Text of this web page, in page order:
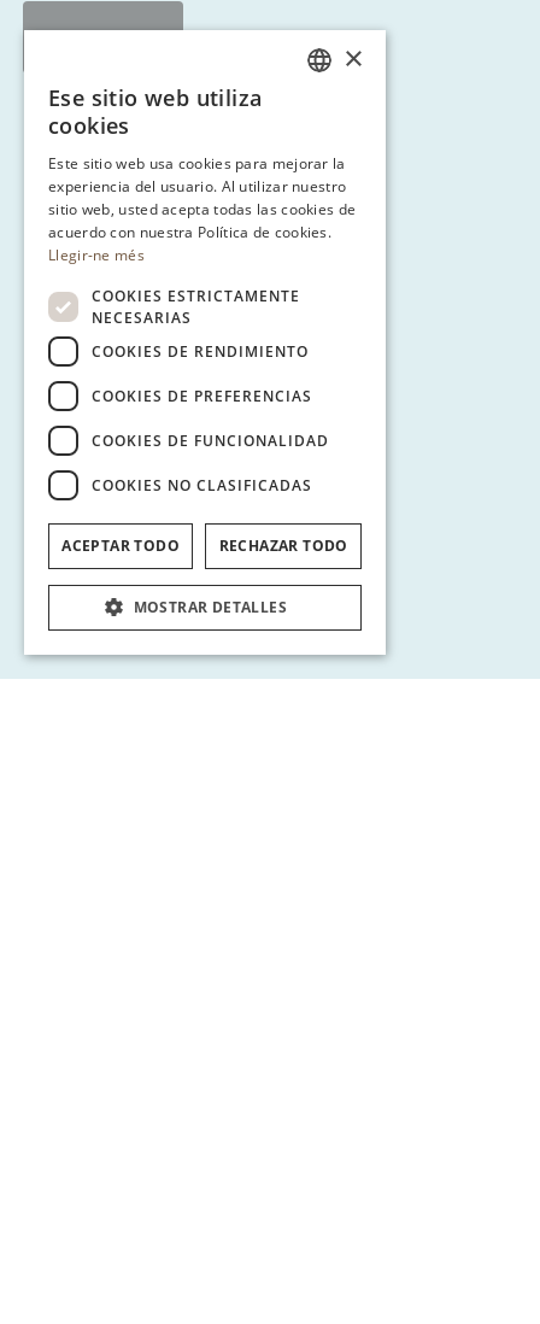
< Tornar a RUTA 9
SPANISH
GERMAN
×
Ese sitio web utiliza
cookies
Este sitio web usa cookies para mejorar la
experiencia del usuario. Al utilizar nuestro
sitio web, usted acepta todas las cookies de
acuerdo con nuestra Política de cookies.
Llegir-ne més
COOKIES ESTRICTAMENTE
NECESARIAS
COOKIES DE RENDIMIENTO
COOKIES DE PREFERENCIAS
COOKIES DE FUNCIONALIDAD
COOKIES NO CLASIFICADAS
ACEPTAR TODO RECHAZAR TODO
MOSTRAR DETALLES